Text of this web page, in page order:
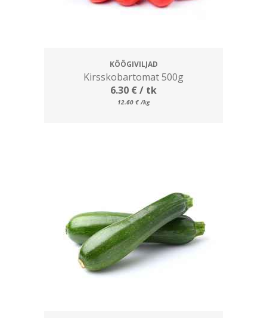
KÖÖGIVILJAD
Kirsskobartomat 500g
6.30 €/ tk
12.60 € /kg